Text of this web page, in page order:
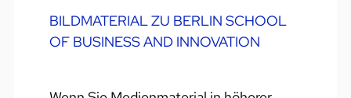
BILDMATERIAL ZU BERLIN SCHOOL
OF BUSINESS AND INNOVATION